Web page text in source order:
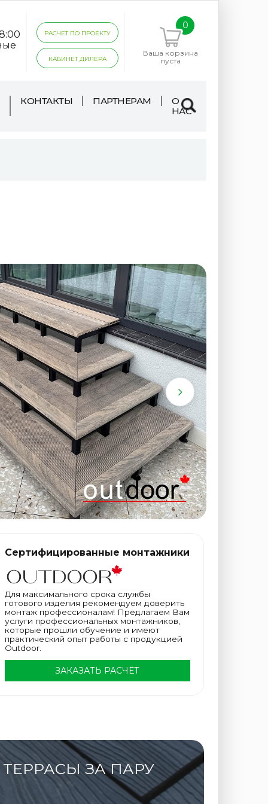
РАСЧЕТ ПО ПРОЕКТУ
КАБИНЕТ ДИЛЕРА
0
Ваша корзина
пуста
КОНТАКТЫ ПАРТНЕРАМ
О
НАС
Сертифицированные монтажники
Для максимального срока службы
готового изделия рекомендуем доверить
монтаж профессионалам! Предлагаем Вам
услуги профессиональных монтажников,
которые прошли обучение и имеют
практический опыт работы с продукцией
Outdoor.
ЗАКАЗАТЬ РАСЧЁТ
ЗА ПАРУ